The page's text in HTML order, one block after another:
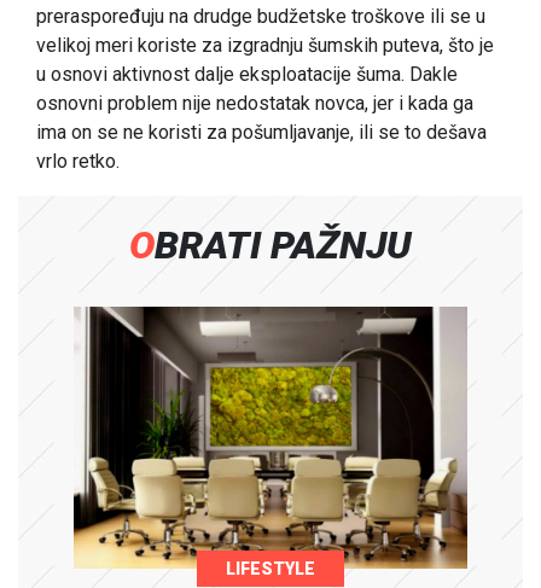
preraspoređuju na drudge budžetske troškove ili se u
velikoj meri koriste za izgradnju šumskih puteva, što je
u osnovi aktivnost dalje eksploatacije šuma. Dakle
osnovni problem nije nedostatak novca, jer i kada ga
ima on se ne koristi za pošumljavanje, ili se to dešava
vrlo retko.
OBRATI PAŽNJU
LIFESTYLE